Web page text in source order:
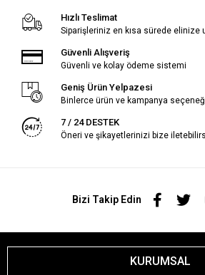
Hızlı Teslimat
Siparişleriniz en kısa sürede elinize
Güvenli Alışveriş
Güvenli ve kolay ödeme sistemi
Geniş Ürün Yelpazesi
Binlerce ürün ve kampanya
7 / 24 DESTEK
Öneri ve şikayetlerinizi bize
Bizi Takip Edin
KURUMSAL